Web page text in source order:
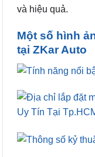
và hiệu quả.
Một số hình
tại ZKar Auto